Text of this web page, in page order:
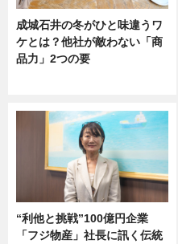
成城石井の冬がひと味違うワ
ケとは？他社が敵わない「商
品力」2つの要
“利他と挑戦”100億円企業
「フジ物産」社長に訊く伝統